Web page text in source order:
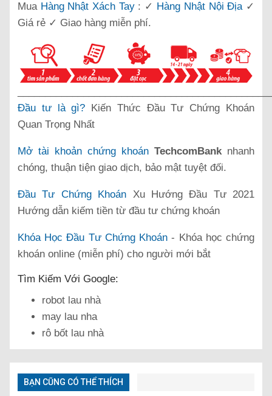
Mua Hàng Nhật Xách Tay: ✓ Hàng Nhật Nội Địa ✓
Giá rẻ ✓ Giao hàng miễn phí.
Đầu tư là gì? Kiến Thức Đầu Tư Chứng Khoán
Quan Trọng Nhất
Mở tài khoản chứng khoán TechcomBank nhanh
chóng, thuận tiện giao dịch, bảo mật tuyệt đối.
Đầu Tư Chứng Khoán Xu Hướng Đầu Tư 2021
Hướng dẫn kiếm tiền từ đầu tư chứng khoán
Khóa Học Đầu Tư Chứng Khoán - Khóa học chứng
khoán online (miễn phí) cho người mới bắt
Tìm Kiếm Với Google:
robot lau nhà
may lau nha
rô bốt lau nhà
BẠN CŨNG CÓ THỂ THÍCH